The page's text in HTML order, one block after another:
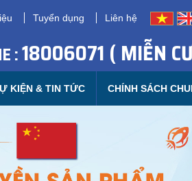
Tuyển dụng Liên hệ
:18006071 ( MIỄN
KIỆN & TIN TỨC CHÍNH SÁCH